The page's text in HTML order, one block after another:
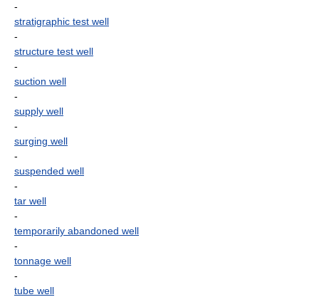
-
stratigraphic test well
-
structure test well
-
suction well
-
supply well
-
surging well
-
suspended well
-
tar well
-
temporarily abandoned well
-
tonnage well
-
tube well